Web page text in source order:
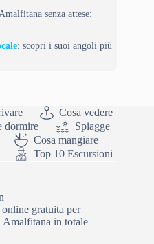
senza attese:
: scopri i suoi angoli più
Cosa vedere
dormire
Spiagge
Cosa mangiare
Top 10 Escursioni
gratuita per
in totale